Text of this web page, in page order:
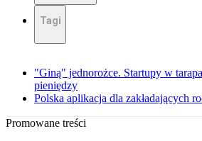
Tagi
"Giną" jednorożce. Startupy w
pieniędzy
Polska aplikacja dla zakładających
Promowane treści